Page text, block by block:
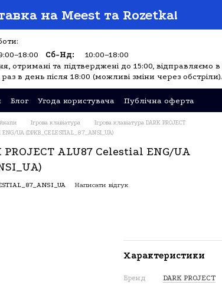
на Meest та Rozetka!
Сб-Нд:
10:00–18:00
отримані та підтверджені до 15:00, відправляємо
в день після 18:00 (можливі зміни через обстріли).
Блог Угода користувача
Публічна оферта
Ігрова клавіатура
Ігрова клавіатура DARK PROJECT
UA (DPKB_CELESTIAL_87_ANSI_UA)
PROJECT ALU87 Celestial ENG/UA
Написати відгук
Характеристики
Бренд DARK PROJECT